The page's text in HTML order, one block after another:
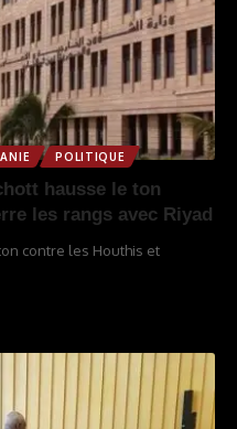
POLITIQUE
hausse le ton
les rangs avec Riyad
contre les Houthis et